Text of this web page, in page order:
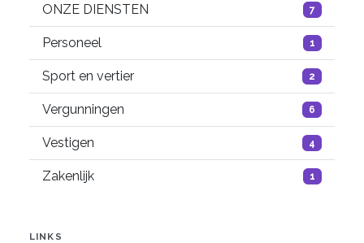
ONZE DIENSTEN 7
Personeel 1
Sport en vertier 2
Vergunningen 6
Vestigen 4
Zakenlijk 1
LINKS